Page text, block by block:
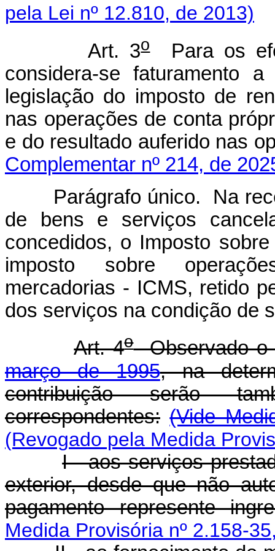
pela Lei nº 12.810, de 2013)
Art. 3oPara os
considera-se faturamento
legislação do imposto de
nas operações de conta
e do resultado auferido nas
Complementar nº 214, de
Parágrafo único. Na
de bens e serviços
concedidos, o Imposto
imposto sobre
mercadorias - ICMS, retido
dos serviços na condição de
Art. 4oObservado o
março de 1995, na
contribuição serão
correspondentes: (Vide
(Revogado pela Medida
I - aos serviços
exterior, desde que não
pagamento represente
Medida Provisória nº 2.158-